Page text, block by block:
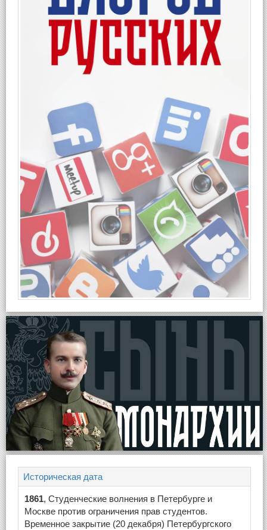
Историческая дата
1861, Студенческие волнения в Петербурге и
Москве против ограничения прав студентов.
Временное закрытие (20 декабря) Петербургского